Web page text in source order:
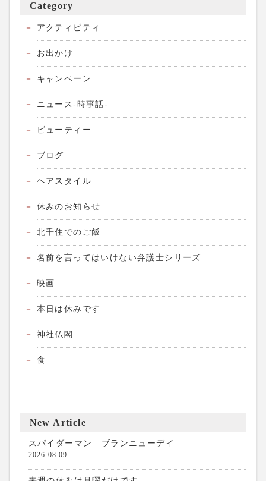
Category
アクティビティ
お出かけ
キャンペーン
ニュース-時事話-
ビューティー
ブログ
ヘアスタイル
休みのお知らせ
北千住でのご飯
名前を言ってはいけない弁護士シリーズ
映画
本日は休みです
神社仏閣
食
New Article
スパイダーマン ブランニューデイ
2026.08.09